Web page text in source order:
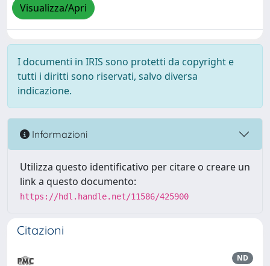
Visualizza/Apri
I documenti in IRIS sono protetti da copyright e
tutti i diritti sono riservati, salvo diversa
indicazione.
Informazioni
Utilizza questo identificativo per citare o creare un
link a questo documento:
https://hdl.handle.net/11586/425900
Citazioni
ND